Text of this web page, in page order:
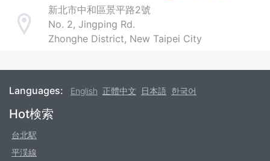
Address
新北市中和區景平路2號
No. 2, Jingping Rd.
Zhonghe District, New Taipei City
Languages: English 正體中文 日本語 한국어
Footer
Hot検索
台北駅
平渓線